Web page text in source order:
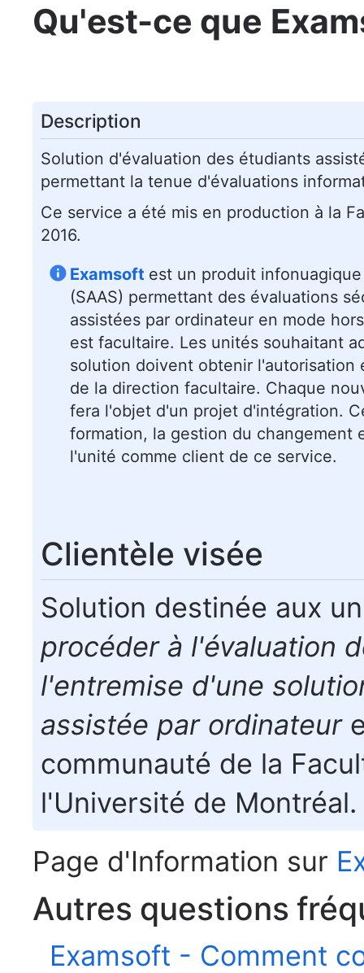
Qu'est-ce que
Description
Solution d'évaluation des étudiants
permettant la tenue d'évaluations
Ce service a été mis en production à la
2016.
Examsoft est un produit
(SAAS) permettant des évaluations
assistées par ordinateur en mode
est facultaire. Les unités souhaitant
solution doivent obtenir l'autorisation
de la direction facultaire. Chaque
fera l'objet d'un projet d'intégration.
formation, la gestion du changement
l'unité comme client de ce service.
Clientèle visée
Solution destinée aux
procéder à l'évaluation
l'entremise d'une
assistée par ordinateur
communauté de la
l'Université de Montréal.
Page d'Information sur
Autres questions
Examsoft - Comment